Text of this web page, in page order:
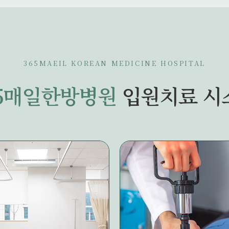
365MAEIL KOREAN MEDICINE HOSPITAL
일한방병원 입원치료 시